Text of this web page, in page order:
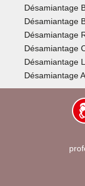
Désamiantage
Désamiantage
Désamiantage
Désamiantage
Désamiantage
Désamiantage